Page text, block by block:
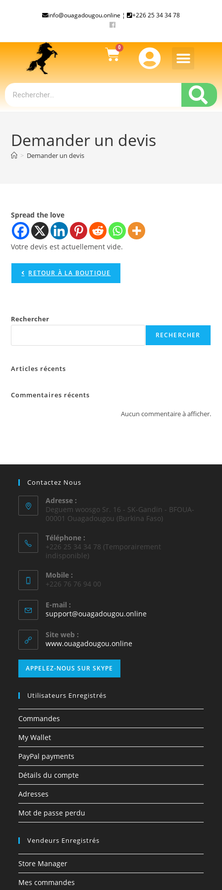
info@ouagadougou.online ¦ +226 25 34 34 78
Demander un devis
> Demander un devis
Spread the love
Votre devis est actuellement vide.
RETOUR À LA BOUTIQUE
Rechercher
RECHERCHER
Articles récents
Commentaires récents
Aucun commentaire à afficher.
Contactez Nous
Adresse :
Deguem woosgo Sr. 16 - SK-Gandin - BFOUA-
00001 Ouagadougou (Burkina Faso)
Téléphone :
+226 25 34 34 78 (Temporairement
indisponible)
Mobile :
+226 76 76 94 00
E-mail :
support@ouagadougou.online
Site web :
www.ouagadougou.online
APPELEZ-NOUS SUR SKYPE
Utilisateurs Enregistrés
Commandes
My Wallet
PayPal payments
Détails du compte
Adresses
Mot de passe perdu
Vendeurs Enregistrés
Store Manager
Mes commandes